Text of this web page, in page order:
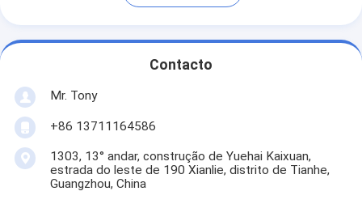
Contacto
Mr. Tony
+86 13711164586
1303, 13° andar, construção de Yuehai Kaixuan,
estrada do leste de 190 Xianlie, distrito de Tianhe,
Guangzhou, China